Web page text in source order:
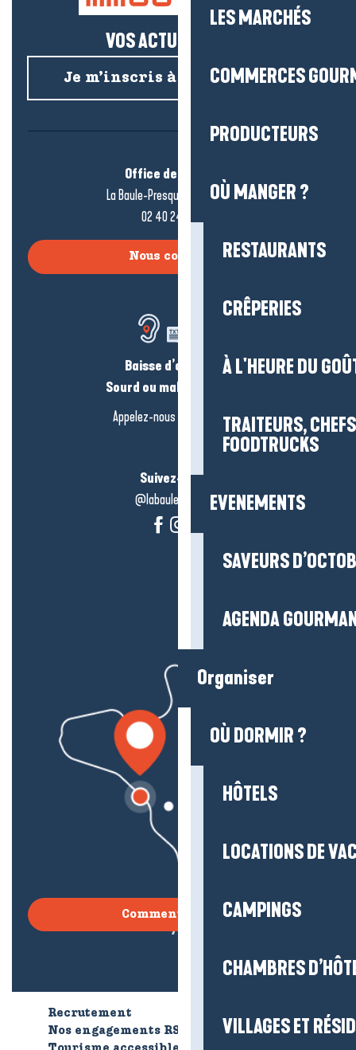
LES MARCHÉS
COMMERCES
PRODUCTEURS
OÙ MANGER ?
RESTAURANTS
CRÊPERIES
À L'HEURE DU
TRAITEURS,
FOODTRUCKS
EVENEMENTS
SAVEURS
AGENDA
Organiser
OÙ DORMIR ?
HÔTELS
LOCATIONS DE
CAMPINGS
CHAMBRES
VILLAGES ET
VOS ACTUS SALÉES !
Je m’inscris à la newsletter
Office de tourisme
La Baule-Presqu’île de Guérande
02 40 24 34 44
Nous contacter
Baisse d’audition ?
Sourd ou malentendant ?
Appelez-nous en
cliquant-ici
Suivez-nous !
@labauleguérande
Comment venir ?
Recrutement
Nos engagements RSE